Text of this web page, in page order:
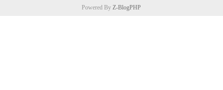
Powered ByZ-BlogPHP